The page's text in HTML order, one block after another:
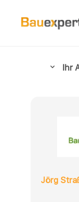
Ihr
Jörg